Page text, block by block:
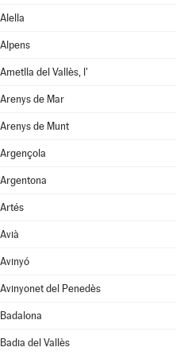
Alella
Alpens
Ametlla del Vallès, l'
Arenys de Mar
Arenys de Munt
Argençola
Argentona
Artés
Avià
Avinyó
Avinyonet del Penedès
Badalona
Badia del Vallès